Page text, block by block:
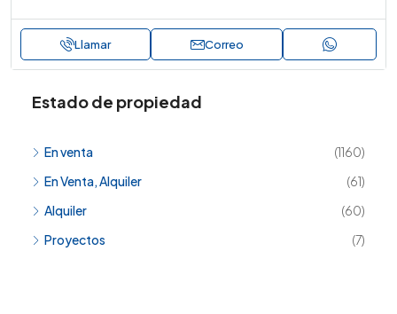
Llamar Correo
Estado de propiedad
En venta
(1160)
En Venta, Alquiler
(61)
Alquiler
(60)
Proyectos
(7)